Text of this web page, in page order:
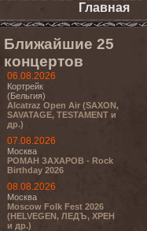
Главная
Ближайшие 25
концертов
06.08.2026
Кортрейк
(Бельгия)
Alcatraz Open Air (SAXON,
SAVATAGE, TESTAMENT и
др.)
07.08.2026
Москва
РОМАН ЗАХАРОВ - Rock
Birthday 2026
08.08.2026
Москва
Moscow Folk Fest 2026
(HELVEGEN, ЛЕДЪ, ХРЕН
и др.)